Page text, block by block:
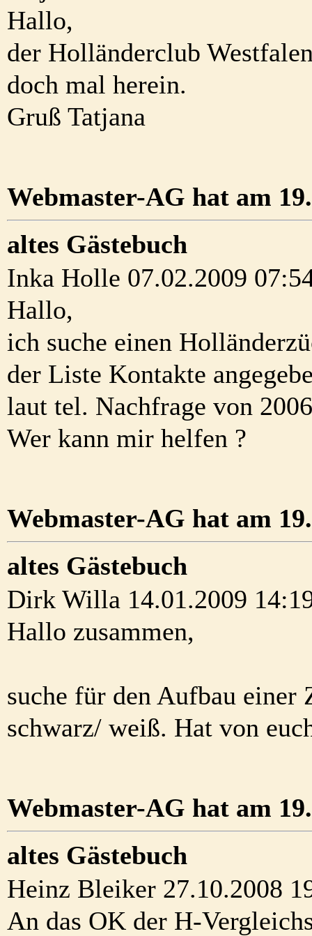
Hallo,
der Holländerclub
doch mal herein.
Gruß Tatjana
Webmaster-AG hat am
altes Gästebuch
Inka Holle 07.02.2009
Hallo,
ich suche einen
der Liste Kontakte
laut tel. Nachfrage von
Wer kann mir helfen ?
Webmaster-AG hat am
altes Gästebuch
Dirk Willa 14.01.2009
Hallo zusammen,
suche für den Aufbau einer
schwarz/ weiß. Hat von
Webmaster-AG hat am
altes Gästebuch
Heinz Bleiker 27.10.2008
An das OK der H-